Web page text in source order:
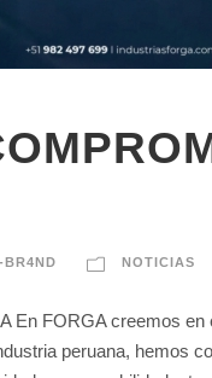
BR4ND NOTICIAS
FORGA creemos en
peruana, hemos